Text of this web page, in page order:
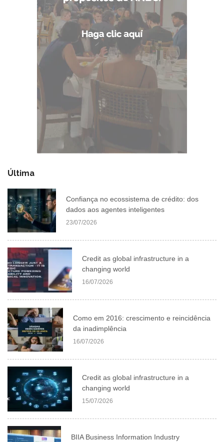
Última
Confiança no ecossistema de crédito: dos
dados aos agentes inteligentes
23/07/2026
Credit as global infrastructure in a
changing world
16/07/2026
Como em 2016: crescimento e reincidência
da inadimplência
16/07/2026
Credit as global infrastructure in a
changing world
15/07/2026
BIIA Business Information Industry